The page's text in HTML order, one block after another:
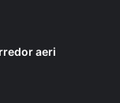
aeri